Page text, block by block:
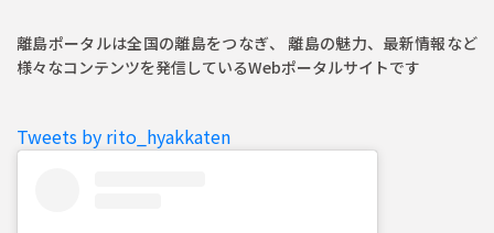
離島ポータルは全国の離島をつなぎ、 離島の魅力、最新情報など
様々なコンテンツを発信しているWebポータルサイトです
Tweets by rito_hyakkaten